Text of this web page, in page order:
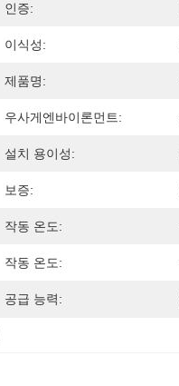
인증:
이식성:
제품명:
우사게엔바이론먼트:
설치 용이성:
보증:
작동 온도:
작동 온도:
공급 능력: